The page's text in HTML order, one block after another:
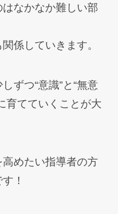
はなかなか難しい部
係していきます。
ずつ“意識”と“無意
育てていくことが大
めたい指導者の方
！